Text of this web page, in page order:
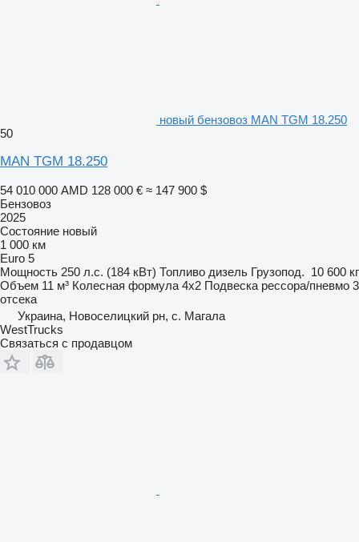
новый бензовоз MAN TGM 18.250
50
MAN TGM 18.250
54 010 000 AMD 128 000 € ≈ 147 900 $
Бензовоз
2025
Состояние новый
1 000 км
Euro 5
Мощность 250 л.с. (184 кВт) Топливо дизель Грузопод. 10 600 кг
Объем 11 м³ Колесная формула 4x2 Подвеска рессора/пневмо 3
отсека
Украина, Новоселицкий рн, с. Магала
WestTrucks
Связаться с продавцом